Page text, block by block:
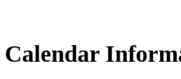
Calendar